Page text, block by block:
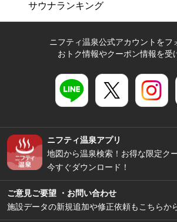
サウナランキング
ニフティ温泉公式アカウントをフ
おトク情報やクーポン情報を受
ニフティ温泉アプリ
地図から温泉検索！お得な限定ク
今すぐダウンロード！
ご意見ご要望 ・お問い合わせ
施設データの新規追加や修正依頼もこちらか